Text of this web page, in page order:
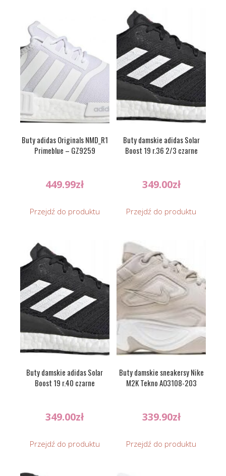
Buty adidas Originals NMD_R1
Primeblue – GZ9259
449.99zł
Przejdź do produktu
Buty damskie adidas Solar
Boost 19 r.36 2/3 czarne
349.00zł
Przejdź do produktu
Buty damskie adidas Solar
Boost 19 r.40 czarne
349.00zł
Przejdź do produktu
Buty damskie sneakersy Nike
M2K Tekno AO3108-203
339.90zł
Przejdź do produktu